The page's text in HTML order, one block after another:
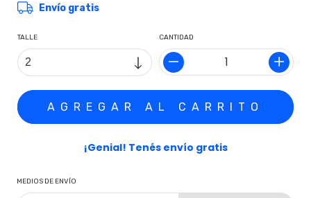
Envío gratis
TALLE CANTIDAD
¡Genial! Tenés envío gratis
MEDIOS DE ENVÍO